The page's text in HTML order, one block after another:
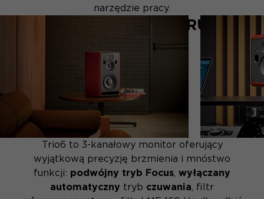
narzędzie pracy.
WYDAJNOŚĆ I KONSTRUKCJA
Trio6 to 3-kanałowy monitor oferujący
wyjątkową precyzję brzmienia i mnóstwo
funkcji: podwójny tryb Focus, wyłączany
automatyczny tryb czuwania, filtr